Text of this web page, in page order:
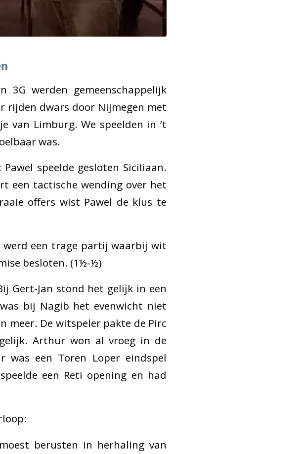
3G werden gemeenschappelijk
rijden dwars door Nijmegen met
van Limburg. We speelden in ‘t
was.
speelde gesloten Siciliaan.
een tactische wending over het
offers wist Pawel de klus te
werd een trage partij waarbij wit
besloten. (1½-½)
Gert-Jan stond het gelijk in een
bij Nagib het evenwicht niet
meer. De witspeler pakte de Pirc
Arthur won al vroeg in de
was een Toren Loper eindspel
een Reti opening en had
berusten in herhaling van